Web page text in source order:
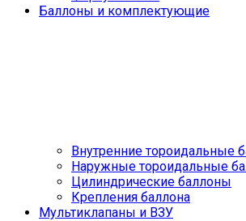
Баллоны и комплектующие
Внутренние тороидальные
Наружные тороидальные
Цилиндрические баллоны
Крепления баллона
Мультиклапаны и ВЗУ